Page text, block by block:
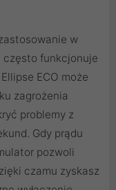
w
często funkcjonuje
ECO może
zagrożenia
problemy z
Gdy prądu
pozwoli
czamu zyskasz